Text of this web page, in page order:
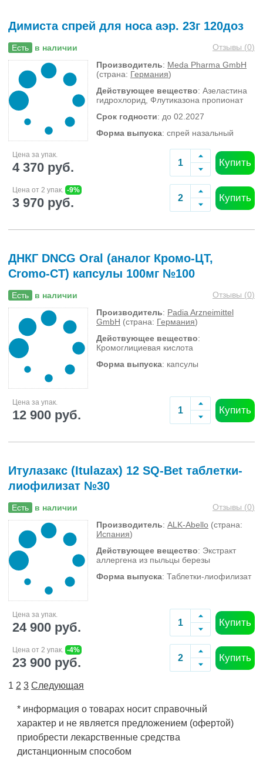
Димиста спрей для носа аэр. 23г 120доз
Есть в наличии Отзывы (0)
Производитель: Meda Pharma GmbH
(страна: Германия)
Действующее вещество: Азеластина
гидрохлорид, Флутиказона пропионат
Срок годности: до 02.2027
Форма выпуска: спрей назальный
Цена за упак.
4 370 руб. Купить
Цена от 2 упак. -9%
3 970 руб. Купить
ДНКГ DNCG Oral (аналог Кромо-ЦТ,
Cromo-CT) капсулы 100мг №100
Есть в наличии Отзывы (0)
Производитель: Padia Arzneimittel
GmbH (страна: Германия)
Действующее вещество:
Кромоглициевая кислота
Форма выпуска: капсулы
Цена за упак.
12 900 руб. Купить
Итулазакс (Itulazax) 12 SQ-Bet таблетки-
лиофилизат №30
Есть в наличии Отзывы (0)
Производитель: ALK-Abello (страна:
Испания)
Действующее вещество: Экстракт
аллергена из пыльцы березы
Форма выпуска: Таблетки-лиофилизат
Цена за упак.
24 900 руб. Купить
Цена от 2 упак. -4%
23 900 руб. Купить
1 2 3 Следующая
* информация о товарах носит справочный
характер и не является предложением (офертой)
приобрести лекарственные средства
дистанционным способом